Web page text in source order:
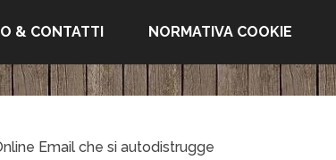
& CONTATTI NORMATIVA COOKIE
Email che si autodistrugge